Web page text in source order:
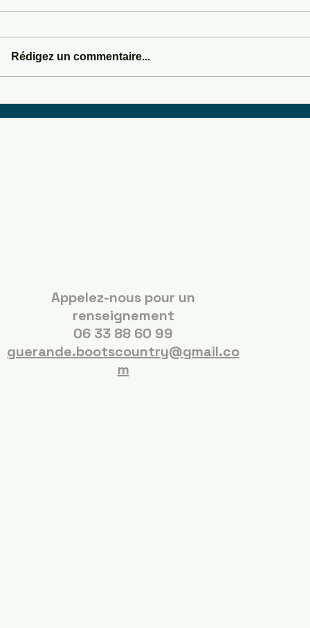
SOMEWHERE IN SEDONA
Rédigez un commentaire...
Appelez-nous pour un
renseignement
06 33 88 60 99
guerande.bootscountry@gmail.co
m